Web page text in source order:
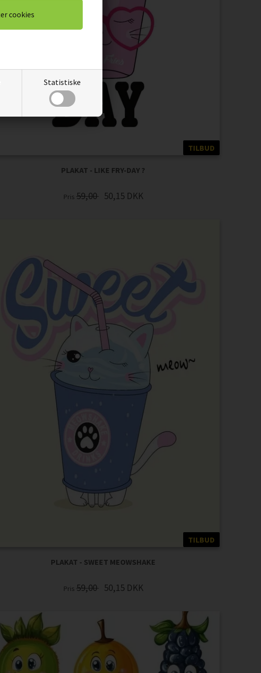
Statistiske
TILBUD
PLAKAT - LIKE FRY-DAY ?
Pris 59,00 50,15 DKK
TILBUD
PLAKAT - SWEET MEOWSHAKE
Pris 59,00 50,15 DKK